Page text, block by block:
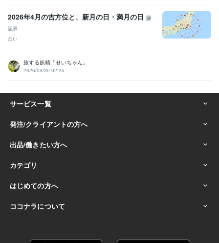
2026年4月の吉方位と、新月の日・満月の日
記事
占い
旅する妖精「せいちゃん」
2026/03/30 02:25